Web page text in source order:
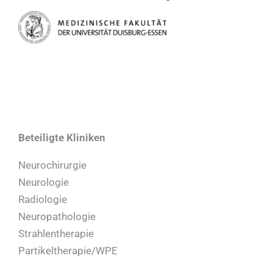
Beteiligte Kliniken
Neurochirurgie
Neurologie
Radiologie
Neuropathologie
Strahlentherapie
Partikeltherapie/WPE